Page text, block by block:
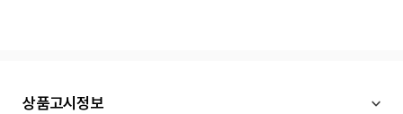
상품고시정보